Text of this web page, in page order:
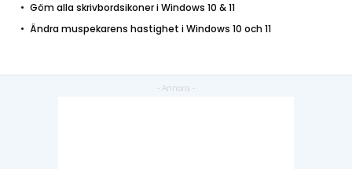
Göm alla skrivbordsikoner i Windows 10 & 11
Ändra muspekarens hastighet i Windows 10 och 11